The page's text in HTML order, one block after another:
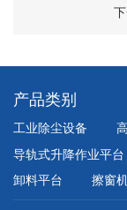
产品类别
工业除尘设备
导轨式升降作业平台
卸料平台
擦窗